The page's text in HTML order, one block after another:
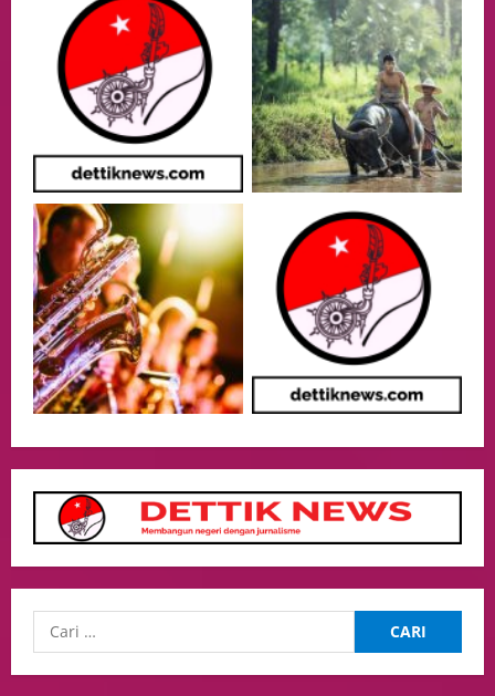
Meningkatkan SDM
05/08/2026
3
Health
Aliyuddin: Anak Indonesia di Luar Negeri
Harus Berprestasi, Berkarakter, dan
Menjaga Nama Baik Bangsa
05/08/2026
4
Putusan Diundur Lagi, Pernyataan
Hakim pada Sidang Sebelumnya Jadi
Sorotan
05/08/2026
5
Politik
Presiden Prabowo dan PM Thailand
Sepakat Perkuat Stabilitas ketahan
Kedua Negara.
Culture
Pengadilan Agama Jakarta Pusat
Selesaikan 25 Perkara Isbat Nikah bagi
WNI di Johor Bahru